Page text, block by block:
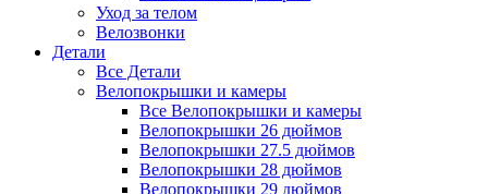
Уход за телом
Велозвонки
Детали
Все Детали
Велопокрышки и камеры
Все Велопокрышки и камеры
Велопокрышки 26 дюймов
Велопокрышки 27.5 дюймов
Велопокрышки 28 дюймов
Велопокрышки 29 дюймов